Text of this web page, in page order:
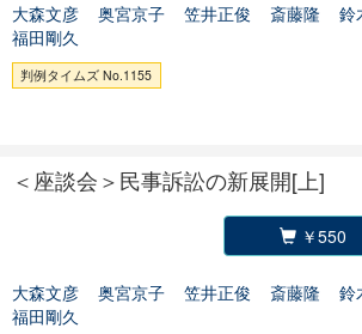
大森文彦 奥宮京子 笠井正俊 斎藤隆 鈴
福田剛久
判例タイムズ No.1155
＜座談会＞民事訴訟の新展開[上]
￥550
大森文彦 奥宮京子 笠井正俊 斎藤隆 鈴
福田剛久